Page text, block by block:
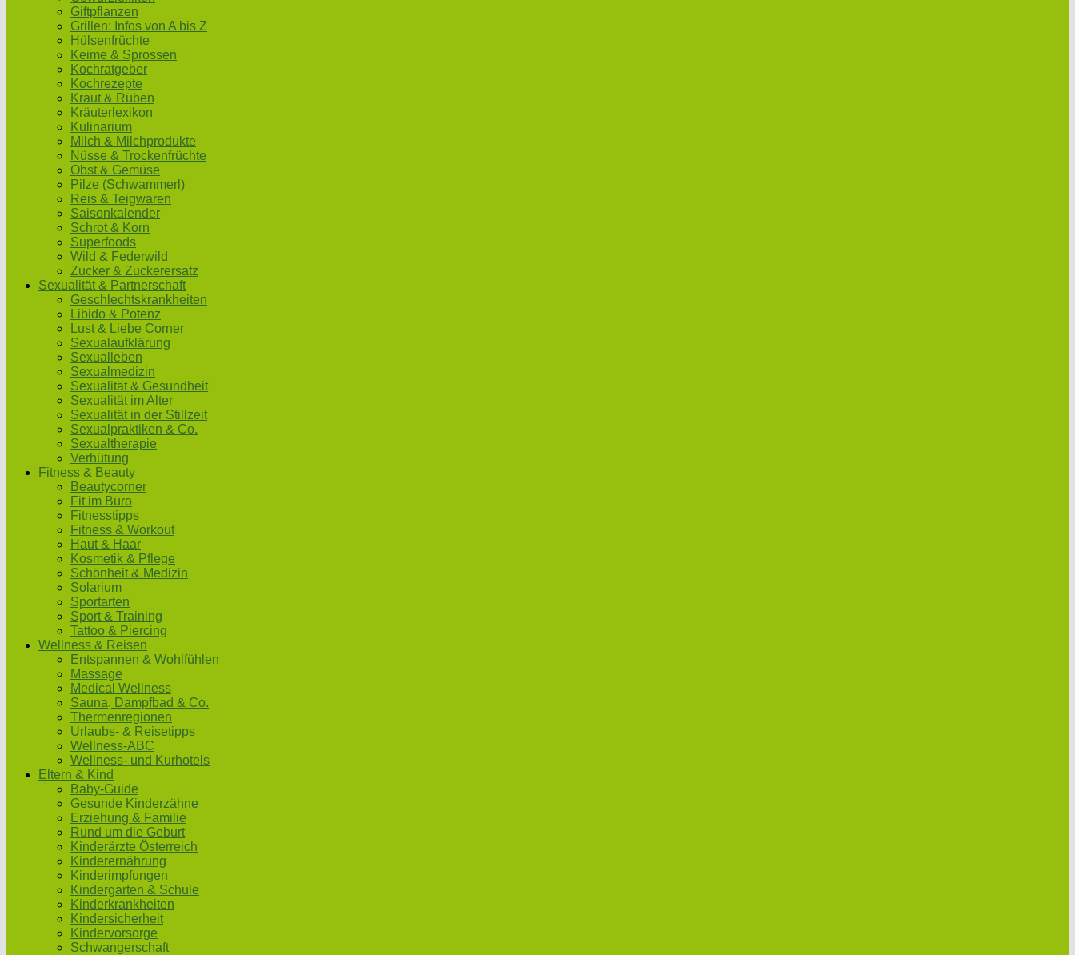
Giftpflanzen
Grillen: Infos von A bis Z
Hülsenfrüchte
Keime & Sprossen
Kochratgeber
Kochrezepte
Kraut & Rüben
Kräuterlexikon
Kulinarium
Milch & Milchprodukte
Nüsse & Trockenfrüchte
Obst & Gemüse
Pilze (Schwammerl)
Reis & Teigwaren
Saisonkalender
Schrot & Korn
Superfoods
Wild & Federwild
Zucker & Zuckerersatz
Sexualität & Partnerschaft
Geschlechtskrankheiten
Libido & Potenz
Lust & Liebe Corner
Sexualaufklärung
Sexualleben
Sexualmedizin
Sexualität & Gesundheit
Sexualität im Alter
Sexualität in der Stillzeit
Sexualpraktiken & Co.
Sexualtherapie
Verhütung
Fitness & Beauty
Beautycorner
Fit im Büro
Fitnesstipps
Fitness & Workout
Haut & Haar
Kosmetik & Pflege
Schönheit & Medizin
Solarium
Sportarten
Sport & Training
Tattoo & Piercing
Wellness & Reisen
Entspannen & Wohlfühlen
Massage
Medical Wellness
Sauna, Dampfbad & Co.
Thermenregionen
Urlaubs- & Reisetipps
Wellness-ABC
Wellness- und Kurhotels
Eltern & Kind
Baby-Guide
Gesunde Kinderzähne
Erziehung & Familie
Rund um die Geburt
Kinderärzte Österreich
Kinderernährung
Kinderimpfungen
Kindergarten & Schule
Kinderkrankheiten
Kindersicherheit
Kindervorsorge
Schwangerschaft